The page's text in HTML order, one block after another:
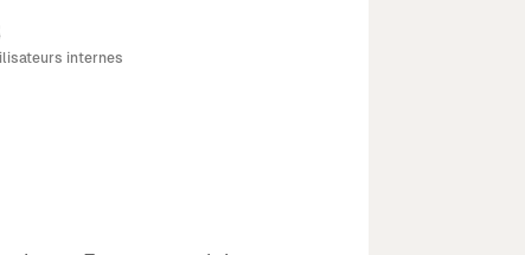
internes